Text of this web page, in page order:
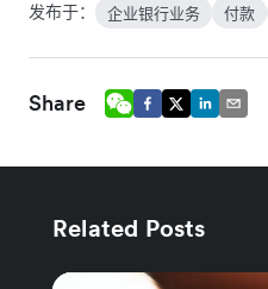
发布于： 企业银行业务 付款
Share
Related Posts